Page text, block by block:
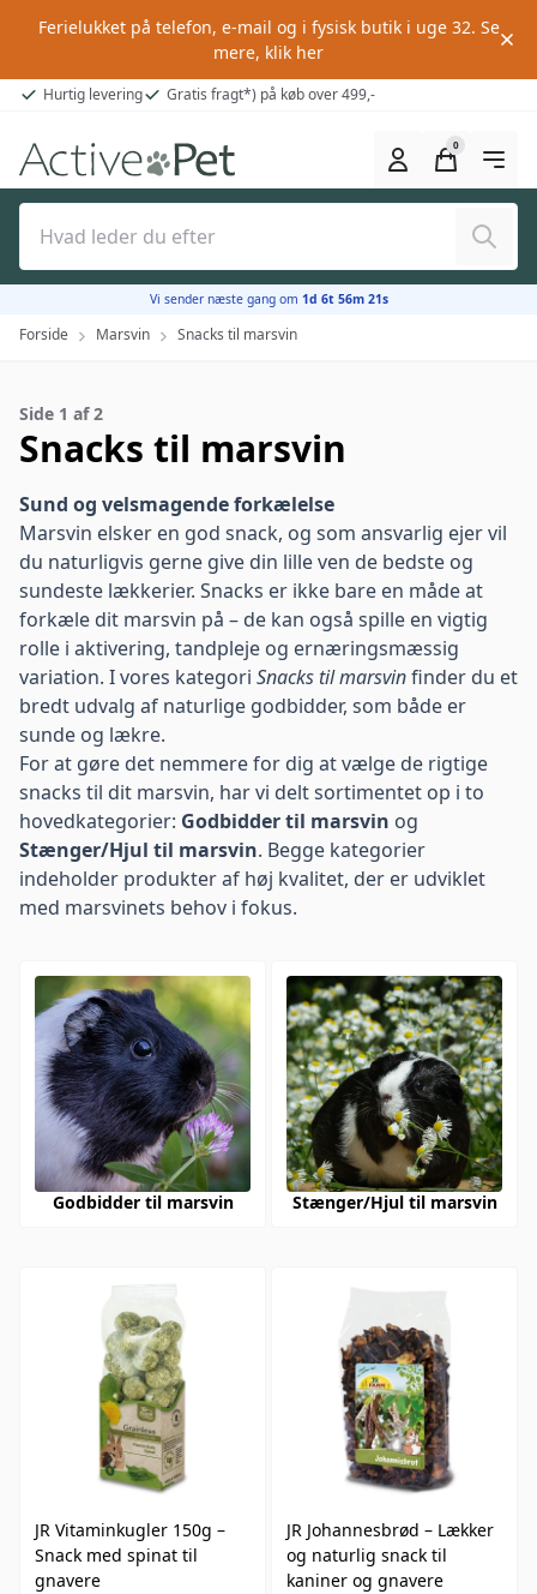
Ferielukket på telefon, e-mail og i fysisk butik i uge 32. Se
mere, klik her
Hurtig levering Gratis fragt*) på køb over 499,-
Søg
0
Forside Marsvin Snacks til marsvin
Vi sender næste gang om 1d 6t 56m 20s
Side 1 af 2
Snacks til marsvin
Sund og velsmagende forkælelse
Marsvin elsker en god snack, og som ansvarlig ejer vil
du naturligvis gerne give din lille ven de bedste og
sundeste lækkerier. Snacks er ikke bare en måde at
forkæle dit marsvin på – de kan også spille en vigtig
rolle i aktivering, tandpleje og ernæringsmæssig
variation. I vores kategori Snacks til marsvinfinder du et
bredt udvalg af naturlige godbidder, som både er
sunde og lækre.
For at gøre det nemmere for dig at vælge de rigtige
snacks til dit marsvin, har vi delt sortimentet op i to
hovedkategorier: Godbidder til marsvin og
Stænger/Hjul til marsvin. Begge kategorier
indeholder produkter af høj kvalitet, der er udviklet
med marsvinets behov i fokus.
Godbidder til marsvin
Gå til Godbidder til marsvin
Stænger/Hjul til marsvin
Gå til Stænger/
JR Vitaminkugler 150g –
Snack med spinat til
gnavere
JR Johannesbrød – Lækker
og naturlig snack til
kaniner og gnavere